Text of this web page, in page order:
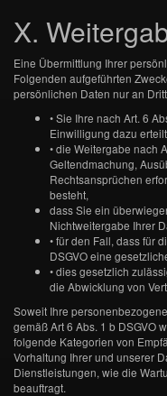
X.
Eine Übermittlung Ihrer
Folgenden aufgeführten
persönlichen Daten nur an
• Sie Ihre nach Art. 6
Einwilligung dazu
• die Weitergabe nach
Geltendmachung,
Rechtsansprüchen
besteht,
dass Sie ein
Nichtweitergabe Ihrer
• für den Fall, dass für
DSGVO eine
• dies gesetzlich
die Abwicklung von
Soweit Ihre
gemäß Art 6 Abs. 1 b DSGVO
folgende Kategorien von
Vorhaltung Ihrer und unserer
Dienstleistungen, wie die
beauftragt.